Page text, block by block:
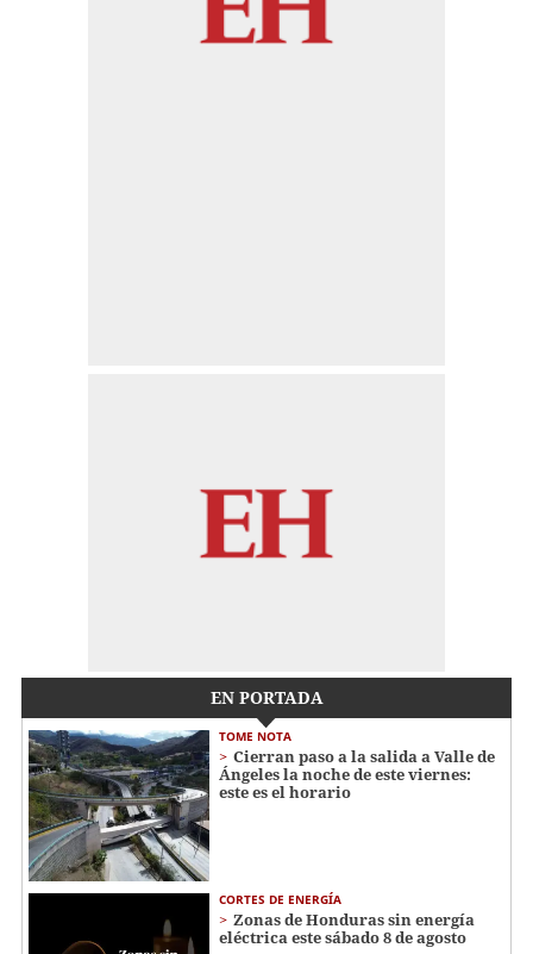
EN PORTADA
TOME NOTA
Cierran paso a la salida a Valle de
Ángeles la noche de este viernes:
este es el horario
CORTES DE ENERGÍA
Zonas de Honduras sin energía
eléctrica este sábado 8 de agosto